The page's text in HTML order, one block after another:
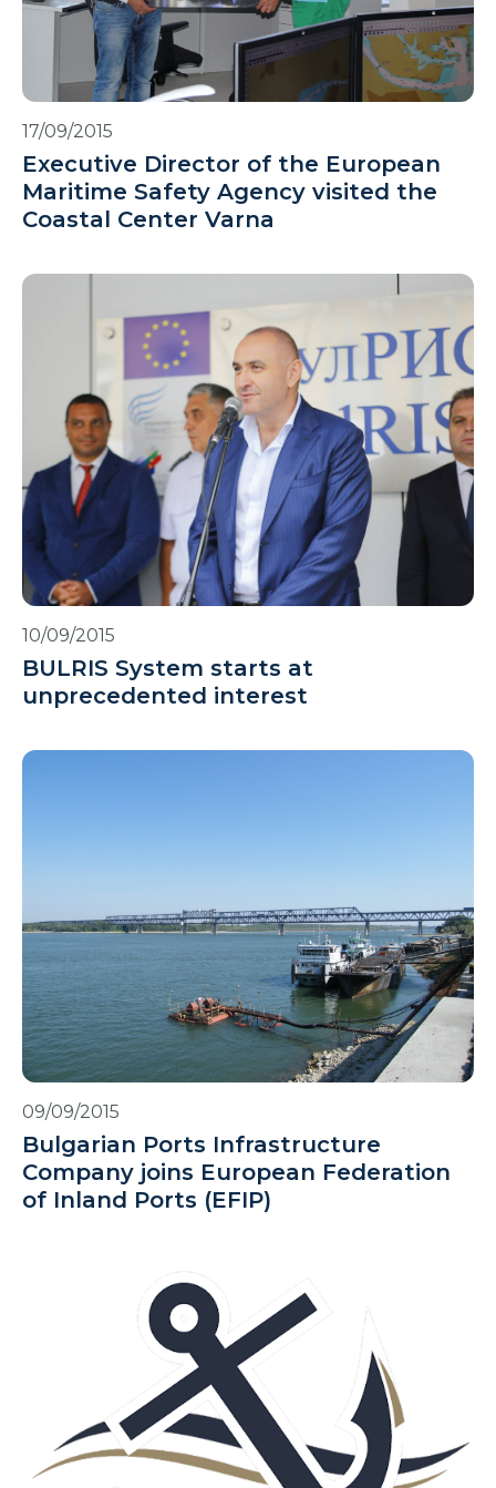
17/09/2015
Executive Director of the European
Maritime Safety Agency visited the
Coastal Center Varna
10/09/2015
BULRIS System starts at
unprecedented interest
09/09/2015
Bulgarian Ports Infrastructure
Company joins European Federation
of Inland Ports (EFIP)